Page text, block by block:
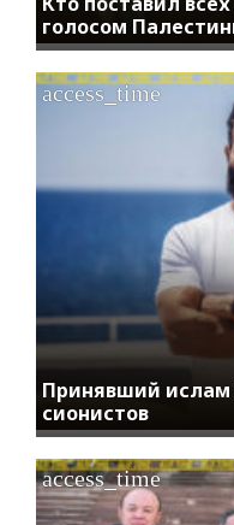
голосом
Принявший ислам
сионистов
access_time
access_time